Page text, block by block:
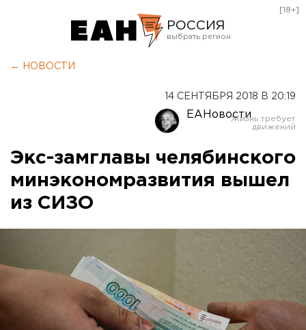
РОССИЯ
Оренбург
[18+]
← НОВОСТИ
14 СЕНТЯБРЯ 2018 В 20:19
ЕАНовости
Экс-замглавы челябинского
минэкономразвития вышел
из СИЗО